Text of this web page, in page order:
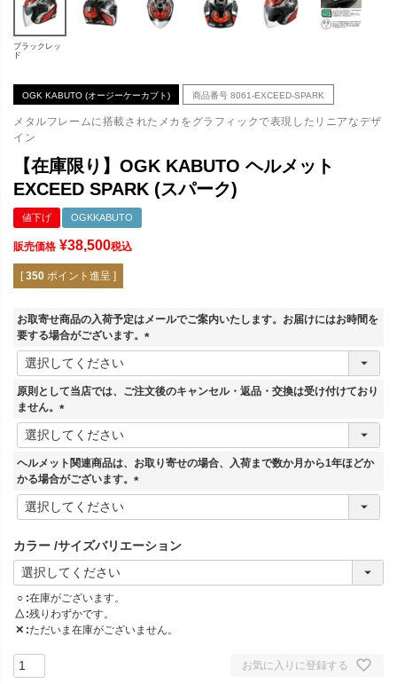
ブラックレッ
ド
OGK KABUTO (オージーケーカブト) 商品番号 8061-EXCEED-SPARK
メタルフレームに搭載されたメカをグラフィックで表現したリニアなデザ
イン
【在庫限り】OGK KABUTO ヘルメット
EXCEED SPARK (スパーク)
値下げ OGKKABUTO
販売価格 ¥38,500税込
[ 350 ポイント進呈 ]
お取寄せ商品の入荷予定はメールでご案内いたします。お届けにはお時間を
要する場合がございます。
(
須
原則として当店では、ご注文後のキャンセル・返品・交換は受け付けており
ません。
(
必
須
)
ヘルメット関連商品は、お取り寄せの場合、入荷まで数か月から1年ほどか
かる場合がございます。
(
)
カラー サイズバリエーション
○ 在庫がございます。
△ 残りわずかです。
✕ ただいま在庫がございません。
お気に入りに登録する